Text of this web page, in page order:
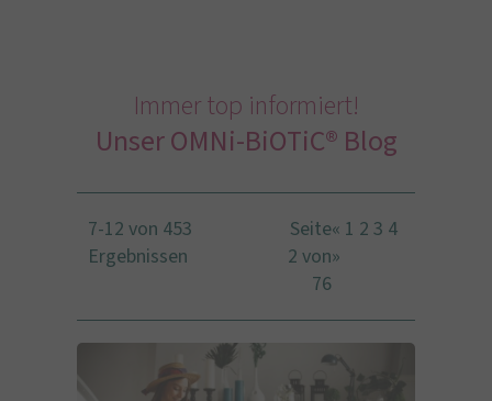
Immer top informiert!
Unser OMNi-BiOTiC® Blog
7-12 von 453
Ergebnissen
Seite
2 von
76
« 1 2 3 4
»